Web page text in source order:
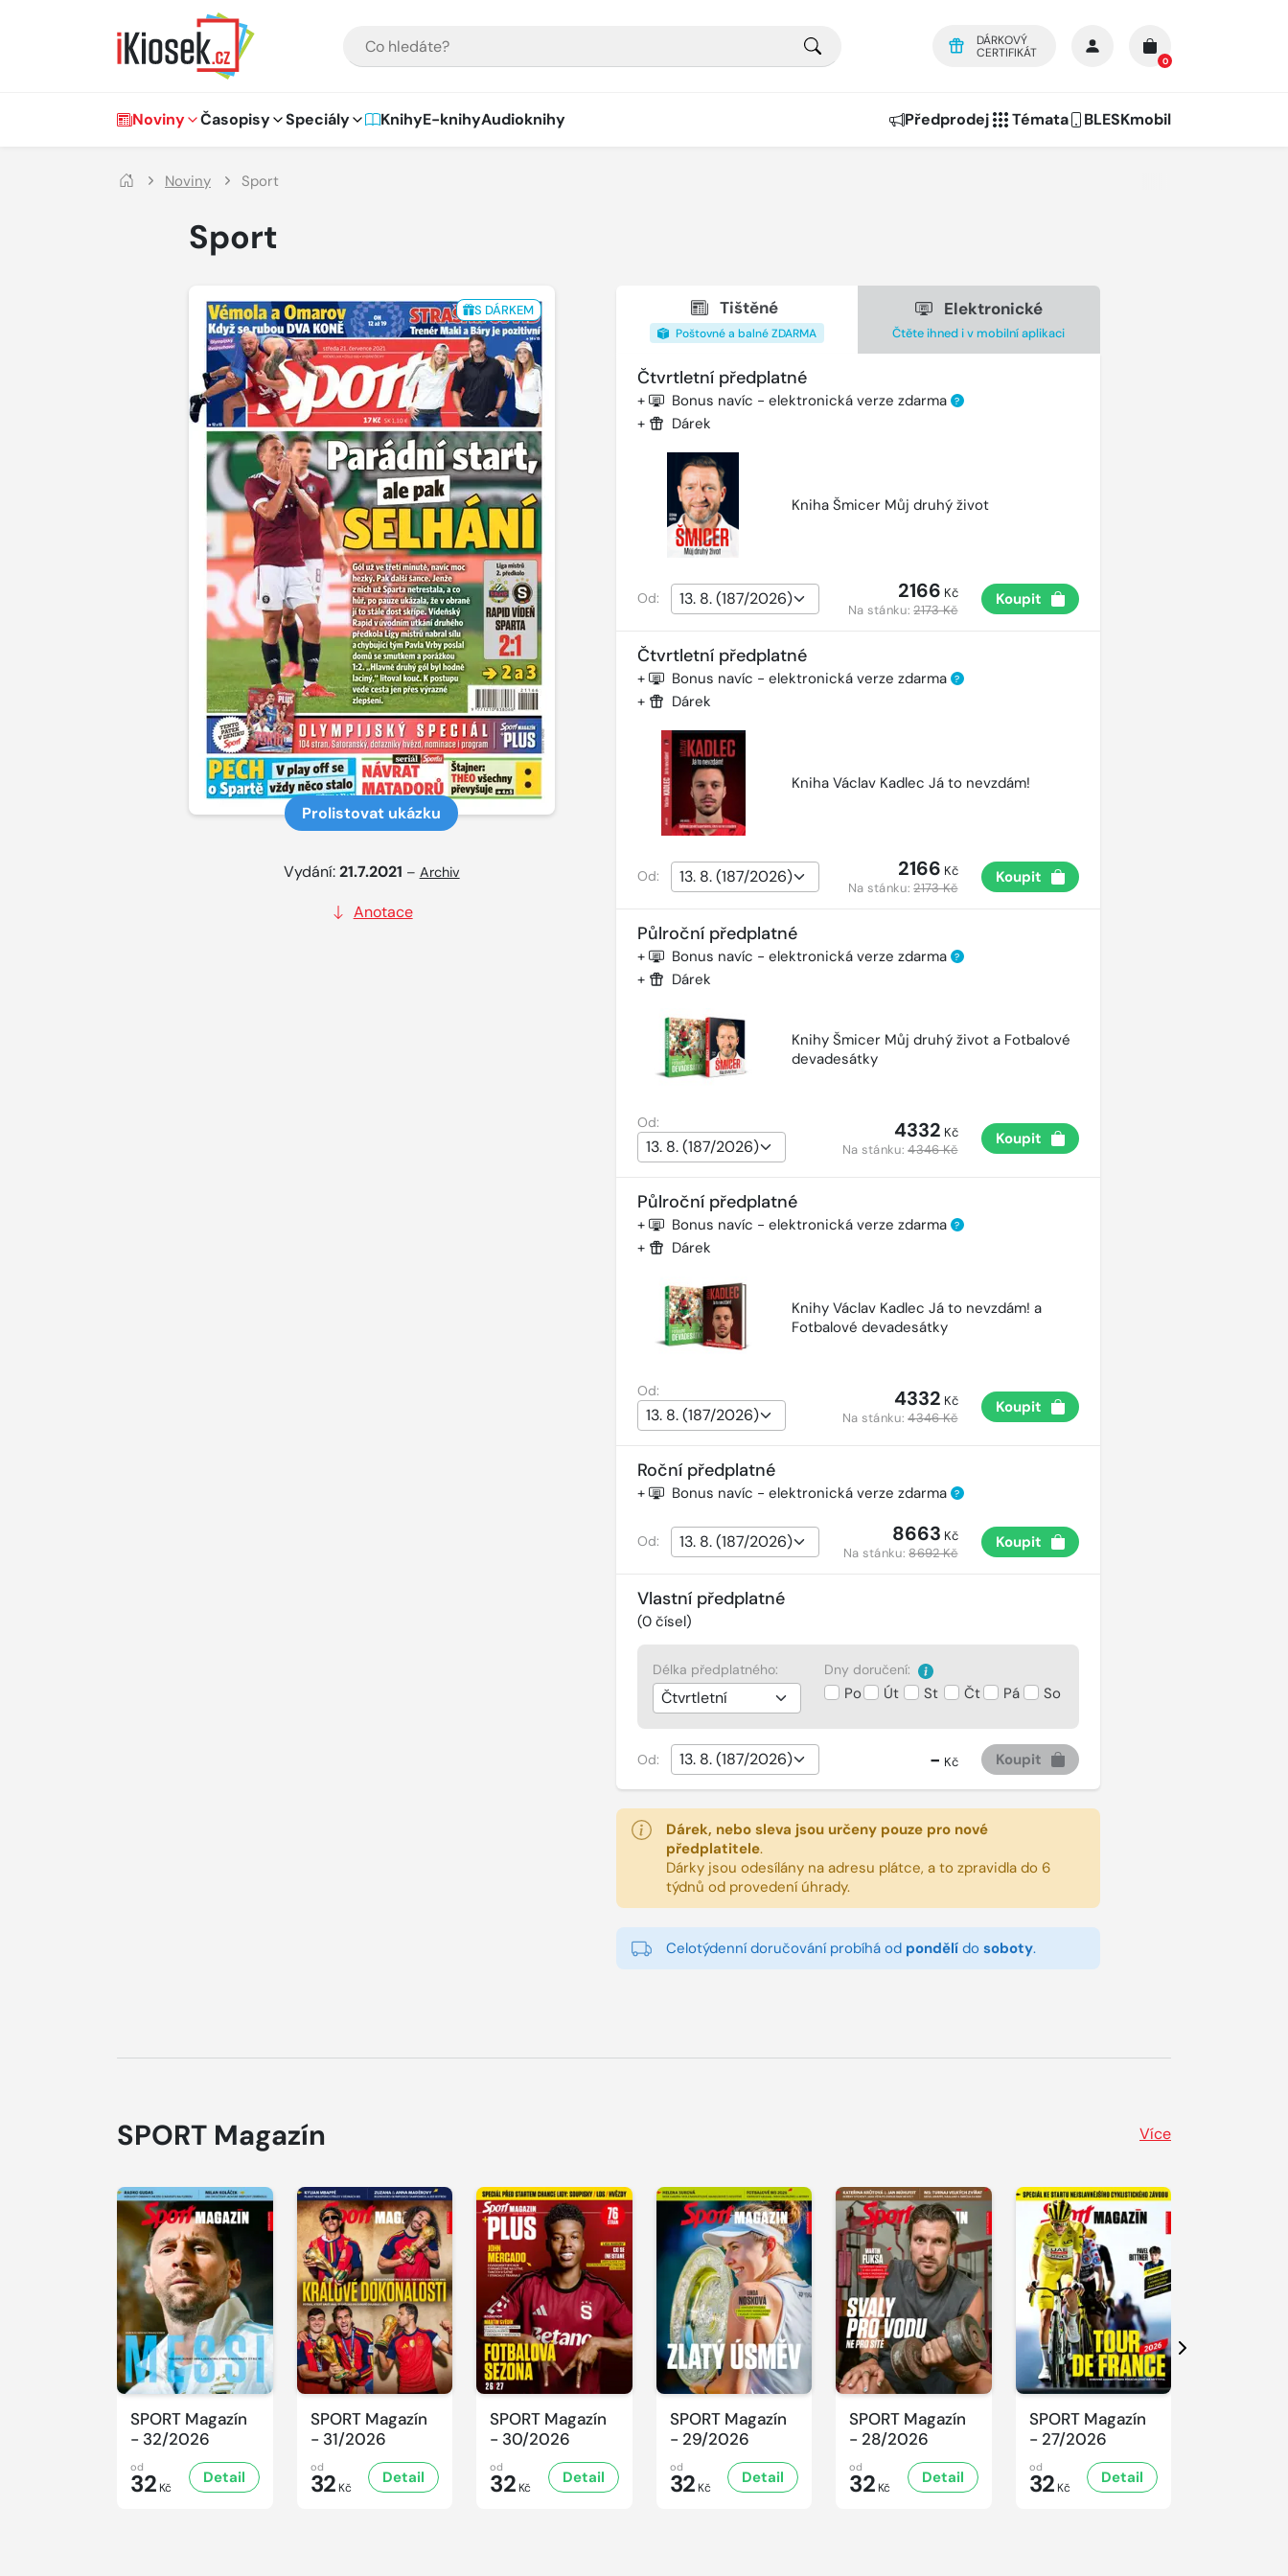
DÁRKOVÝ
CERTIFIKÁT
0
Hlavní navigace
Noviny Časopisy Speciály KnihyE-knihyAudioknihy Předprodej Témata BLESKmobil
Noviny Sport
Sport
S DÁRKEM
Prolistovat ukázku
Vydání:21.7.2021 – Archiv
Anotace
Tištěné
Poštovné a balné ZDARMA
Elektronické
Čtěte ihned i v mobilní aplikaci
Čtvrtletní předplatné
+ Bonus navíc - elektronická verze zdarma ?
+ Dárek
Kniha Šmicer Můj druhý život
Od: 2166 Kč
Na stánku:2173 Kč
Koupit
Čtvrtletní předplatné
+ Bonus navíc - elektronická verze zdarma ?
+ Dárek
Kniha Václav Kadlec Já to nevzdám!
Od: 2166 Kč
Na stánku:2173 Kč
Koupit
Půlroční předplatné
+ Bonus navíc - elektronická verze zdarma ?
+ Dárek
Knihy Šmicer Můj druhý život a Fotbalové
devadesátky
Od: 4332 Kč
Na stánku:4346 Kč
Koupit
Půlroční předplatné
+ Bonus navíc - elektronická verze zdarma ?
+ Dárek
Knihy Václav Kadlec Já to nevzdám! a
Fotbalové devadesátky
Od: 4332 Kč
Na stánku:4346 Kč
Koupit
Roční předplatné
+ Bonus navíc - elektronická verze zdarma ?
Od: 8663 Kč
Na stánku:8692 Kč
Koupit
Vlastní předplatné
(0čísel)
Délka předplatného: Dny doručení:
Po Út St Čt Pá So
Od: - Kč Koupit
Dárek, nebo sleva jsou určeny pouze pro nové
předplatitele.
Dárky jsou odesílány na adresu plátce, a to zpravidla do 6
týdnů od provedení úhrady.
Celotýdenní doručování probíhá od pondělído soboty.
SPORT Magazín Více
SPORT Magazín
- 32/2026
od
32 Kč
Detail
SPORT Magazín
- 31/2026
od
32 Kč
Detail
SPORT Magazín
- 30/2026
od
32 Kč
Detail
SPORT Magazín
- 29/2026
od
32 Kč
Detail
SPORT Magazín
- 28/2026
od
32 Kč
Detail
SPORT Magazín
- 27/2026
od
32 Kč
Detail
Další